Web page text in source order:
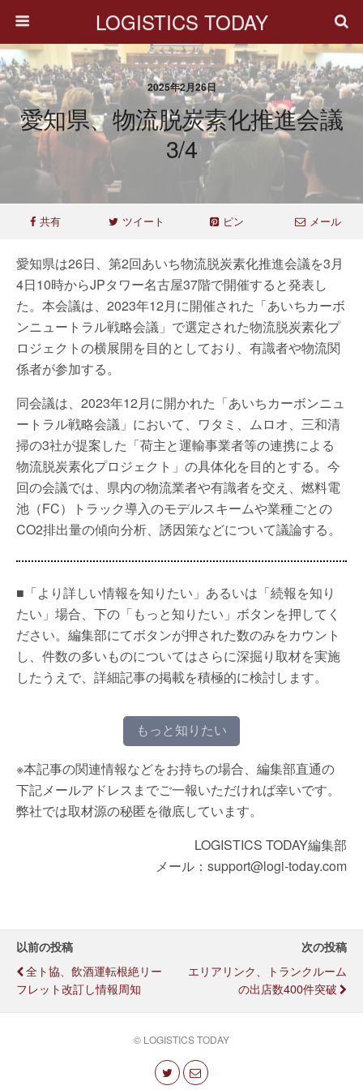
LOGISTICS TODAY
2025年2月26日
愛知県、物流脱炭素化推進会議
3/4
共有 ツイート ピン メール
愛知県は26日、第2回あいち物流脱炭素化推進会議を3月
4日10時からJPタワー名古屋37階で開催すると発表し
た。本会議は、2023年12月に開催された「あいちカーボ
ンニュートラル戦略会議」で選定された物流脱炭素化プ
ロジェクトの横展開を目的としており、有識者や物流関
係者が参加する。
同会議は、2023年12月に開かれた「あいちカーボンニュ
ートラル戦略会議」において、ワタミ、ムロオ、三和清
掃の3社が提案した「荷主と運輸事業者等の連携による
物流脱炭素化プロジェクト」の具体化を目的とする。今
回の会議では、県内の物流業者や有識者を交え、燃料電
池（FC）トラック導入のモデルスキームや業種ごとの
CO2排出量の傾向分析、誘因策などについて議論する。
■「より詳しい情報を知りたい」あるいは「続報を知り
たい」場合、下の「もっと知りたい」ボタンを押してく
ださい。編集部にてボタンが押された数のみをカウント
し、件数の多いものについてはさらに深掘り取材を実施
したうえで、詳細記事の掲載を積極的に検討します。
もっと知りたい
※本記事の関連情報などをお持ちの場合、編集部直通の
下記メールアドレスまでご一報いただければ幸いです。
弊社では取材源の秘匿を徹底しています。
LOGISTICS TODAY編集部
メール：support@logi-today.com
以前の投稿
全ト協、飲酒運転根絶リー
フレット改訂し情報周知
次の投稿
エリアリンク、トランクルーム
の出店数400件突破
© LOGISTICS TODAY